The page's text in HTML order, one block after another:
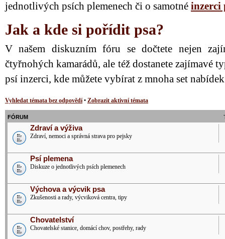
jednotlivých psích plemenech či o samotné inzerci
Jak a kde si pořídit psa?
V našem diskuzním fóru se dočtete nejen
čtyřnohých kamarádů, ale též dostanete zajímavé
psí inzerci, kde můžete vybírat z mnoha set
Vyhledat témata bez odpovědí• Zobrazit aktivní témata
FÓRUM
Zdraví a výživa
Zdraví, nemoci a správná strava pro pejsky
Psí plemena
Diskuze o jednotlivých psích plemenech
Výchova a výcvik psa
Zkušenosti a rady, výcviková centra, tipy
Chovatelství
Chovatelské stanice, domácí chov, postřehy, rady